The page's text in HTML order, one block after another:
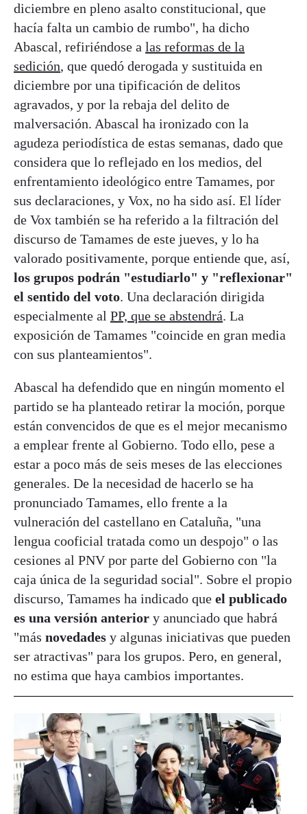
diciembre en pleno asalto constitucional, que
hacía falta un cambio de rumbo", ha dicho
Abascal, refiriéndose a las reformas de la
sedición, que quedó derogada y sustituida en
diciembre por una tipificación de delitos
agravados, y por la rebaja del delito de
malversación. Abascal ha ironizado con la
agudeza periodística de estas semanas, dado que
considera que lo reflejado en los medios, del
enfrentamiento ideológico entre Tamames, por
sus declaraciones, y Vox, no ha sido así. El líder
de Vox también se ha referido a la filtración del
discurso de Tamames de este jueves, y lo ha
valorado positivamente, porque entiende que, así,
los grupos podrán "estudiarlo" y "reflexionar"
el sentido del voto. Una declaración dirigida
especialmente al PP, que se abstendrá. La
exposición de Tamames "coincide en gran media
con sus planteamientos".
Abascal ha defendido que en ningún momento el
partido se ha planteado retirar la moción, porque
están convencidos de que es el mejor mecanismo
a emplear frente al Gobierno. Todo ello, pese a
estar a poco más de seis meses de las elecciones
generales. De la necesidad de hacerlo se ha
pronunciado Tamames, ello frente a la
vulneración del castellano en Cataluña, "una
lengua cooficial tratada como un despojo" o las
cesiones al PNV por parte del Gobierno con "la
caja única de la seguridad social". Sobre el propio
discurso, Tamames ha indicado que el publicado
es una versión anterior y anunciado que habrá
"más novedades y algunas iniciativas que pueden
ser atractivas" para los grupos. Pero, en general,
no estima que haya cambios importantes.